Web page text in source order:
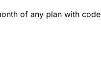
of any plan with code